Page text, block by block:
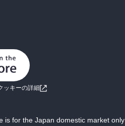
ッキーの詳細
is for the Japan domestic market only